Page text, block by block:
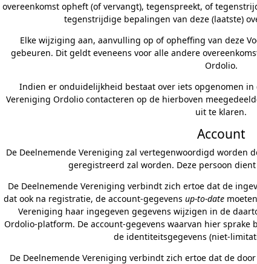
overeenkomst opheft (of vervangt), tegenspreekt, of
tegenstrijdige bepalingen van deze (laatste)
Elke wijziging aan, aanvulling op of opheffing van deze
gebeuren. Dit geldt eveneens voor alle andere
Ordolio.
Indien er onduidelijkheid bestaat over iets opgenomen in
Vereniging Ordolio contacteren op de hierboven
uit te klaren.
Account
De Deelnemende Vereniging zal vertegenwoordigd worden
geregistreerd zal worden. Deze persoon
De Deelnemende Vereniging verbindt zich ertoe dat de
dat ook na registratie, de account-gegevens up-to-date
Vereniging haar ingegeven gegevens wijzigen in de
Ordolio-platform. De account-gegevens waarvan hier
de identiteitsgegevens (niet-
De Deelnemende Vereniging verbindt zich ertoe dat de